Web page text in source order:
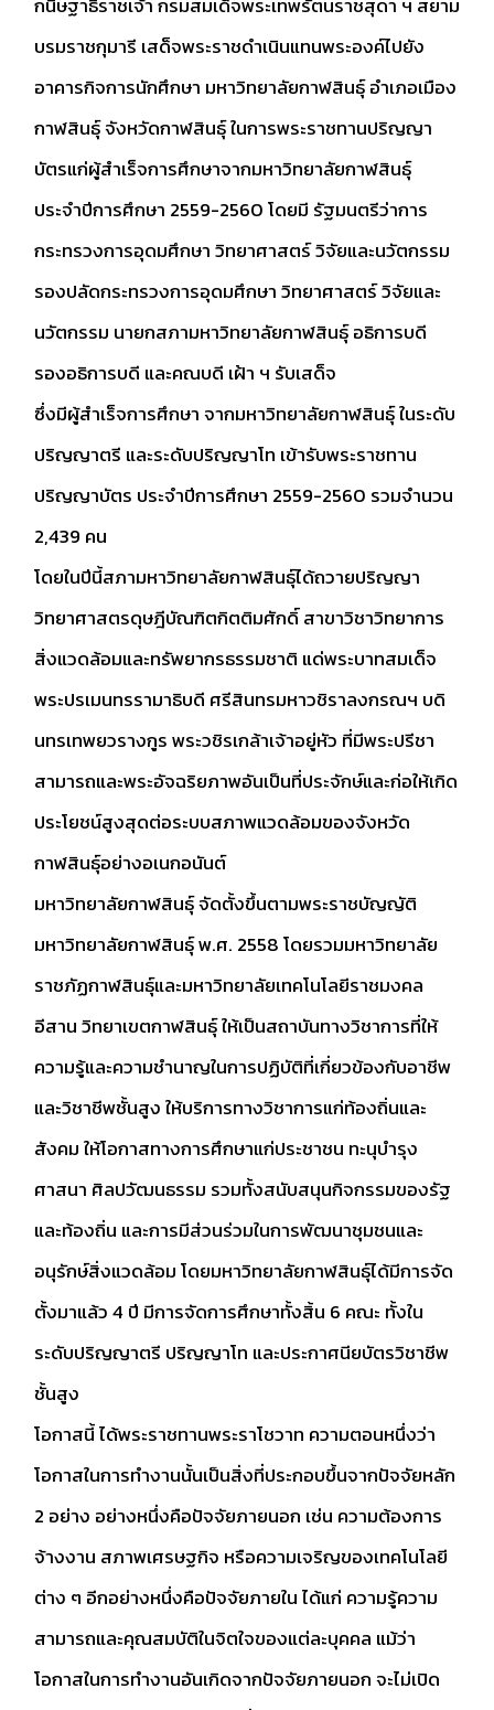
กนิษฐาธิราชเจ้า กรมสมเด็จพระเทพรัตนราชสุดา ฯ สยาม
บรมราชกุมารี เสด็จพระราชดำเนินแทนพระองค์ไปยัง
อาคารกิจการนักศึกษา มหาวิทยาลัยกาฬสินธุ์ อำเภอเมือง
กาฬสินธุ์ จังหวัดกาฬสินธุ์ ในการพระราชทานปริญญา
บัตรแก่ผู้สำเร็จการศึกษาจากมหาวิทยาลัยกาฬสินธุ์
ประจำปีการศึกษา 2559-2560 โดยมี รัฐมนตรีว่าการ
กระทรวงการอุดมศึกษา วิทยาศาสตร์ วิจัยและนวัตกรรม
รองปลัดกระทรวงการอุดมศึกษา วิทยาศาสตร์ วิจัยและ
นวัตกรรม นายกสภามหาวิทยาลัยกาฬสินธุ์ อธิการบดี
รองอธิการบดี และคณบดี เฝ้า ฯ รับเสด็จ
ซึ่งมีผู้สำเร็จการศึกษา จากมหาวิทยาลัยกาฬสินธุ์ ในระดับ
ปริญญาตรี และระดับปริญญาโท เข้ารับพระราชทาน
ปริญญาบัตร ประจำปีการศึกษา 2559-2560 รวมจำนวน
2,439 คน
โดยในปีนี้สภามหาวิทยาลัยกาฬสินธุ์ได้ถวายปริญญา
วิทยาศาสตรดุษฎีบัณฑิตกิตติมศักดิ์ สาขาวิชาวิทยาการ
สิ่งแวดล้อมและทรัพยากรธรรมชาติ แด่พระบาทสมเด็จ
พระปรเมนทรรามาธิบดี ศรีสินทรมหาวชิราลงกรณฯ บดิ
นทรเทพยวรางกูร พระวชิรเกล้าเจ้าอยู่หัว ที่มีพระปรีชา
สามารถและพระอัจฉริยภาพอันเป็นที่ประจักษ์และก่อให้เกิด
ประโยชน์สูงสุดต่อระบบสภาพแวดล้อมของจังหวัด
กาฬสินธุ์อย่างอเนกอนันต์
มหาวิทยาลัยกาฬสินธุ์ จัดตั้งขึ้นตามพระราชบัญญัติ
มหาวิทยาลัยกาฬสินธุ์ พ.ศ. 2558 โดยรวมมหาวิทยาลัย
ราชภัฏกาฬสินธุ์และมหาวิทยาลัยเทคโนโลยีราชมงคล
อีสาน วิทยาเขตกาฬสินธุ์ ให้เป็นสถาบันทางวิชาการที่ให้
ความรู้และความชำนาญในการปฏิบัติที่เกี่ยวข้องกับอาชีพ
และวิชาชีพชั้นสูง ให้บริการทางวิชาการแก่ท้องถิ่นและ
สังคม ให้โอกาสทางการศึกษาแก่ประชาชน ทะนุบำรุง
ศาสนา ศิลปวัฒนธรรม รวมทั้งสนับสนุนกิจกรรมของรัฐ
และท้องถิ่น และการมีส่วนร่วมในการพัฒนาชุมชนและ
อนุรักษ์สิ่งแวดล้อม โดยมหาวิทยาลัยกาฬสินธุ์ได้มีการจัด
ตั้งมาแล้ว 4 ปี มีการจัดการศึกษาทั้งสิ้น 6 คณะ ทั้งใน
ระดับปริญญาตรี ปริญญาโท และประกาศนียบัตรวิชาชีพ
ชั้นสูง
โอกาสนี้ ได้พระราชทานพระราโชวาท ความตอนหนึ่งว่า
โอกาสในการทำงานนั้นเป็นสิ่งที่ประกอบขึ้นจากปัจจัยหลัก
2 อย่าง อย่างหนึ่งคือปัจจัยภายนอก เช่น ความต้องการ
จ้างงาน สภาพเศรษฐกิจ หรือความเจริญของเทคโนโลยี
ต่าง ๆ อีกอย่างหนึ่งคือปัจจัยภายใน ได้แก่ ความรู้ความ
สามารถและคุณสมบัติในจิตใจของแต่ละบุคคล แม้ว่า
โอกาสในการทำงานอันเกิดจากปัจจัยภายนอก จะไม่เปิด